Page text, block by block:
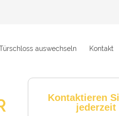
auswechseln Kontakt
Kontaktieren
jederzeit